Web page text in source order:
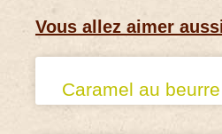
Vous allez aimer
Caramel au